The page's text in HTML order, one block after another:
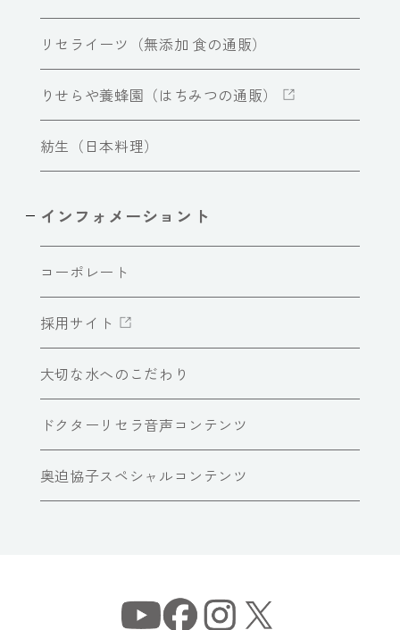
リセライーツ（無添加 食の通販）
りせらや養蜂園（はちみつの通販）
紡生（日本料理）
インフォメーショント
コーポレート
採用サイト
大切な水へのこだわり
ドクターリセラ音声コンテンツ
奥迫協子スペシャルコンテンツ